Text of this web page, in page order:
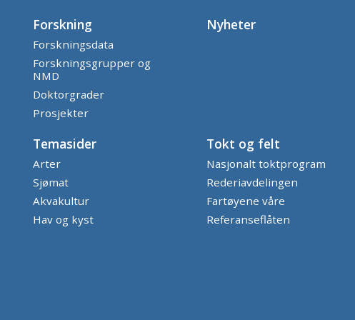
Forskning
Forskningsdata
Forskningsgrupper og
NMD
Doktorgrader
Prosjekter
Nyheter
Temasider
Arter
Sjømat
Akvakultur
Hav og kyst
Tokt og felt
Nasjonalt toktprogram
Rederiavdelingen
Fartøyene våre
Referanseflåten